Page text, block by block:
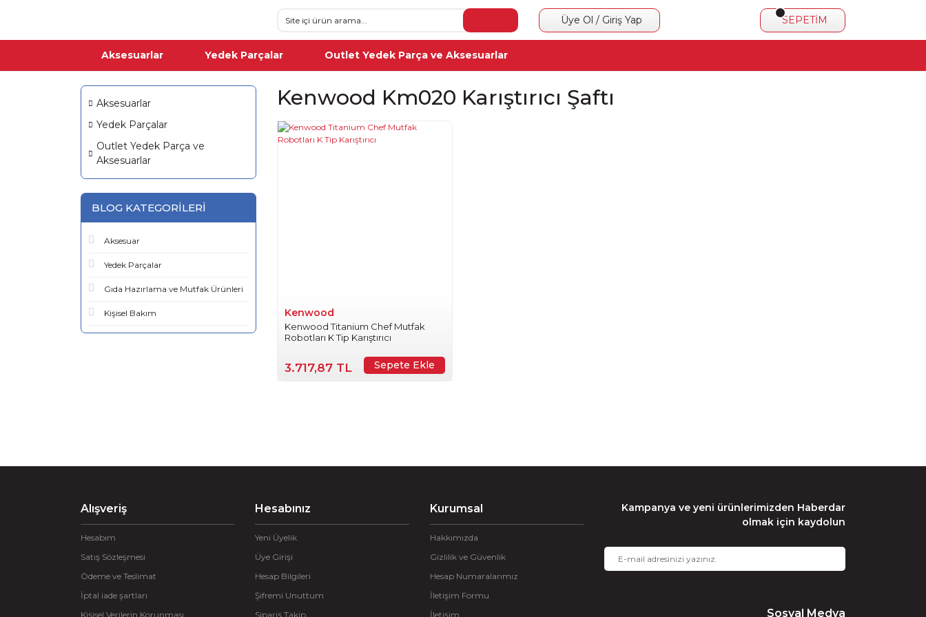
Üye Ol / Giriş Yap SEPETİM
Aksesuarlar Yedek Parçalar Outlet Yedek Parça ve Aksesuarlar
Aksesuarlar
Yedek Parçalar
Outlet Yedek Parça ve
Aksesuarlar
BLOG KATEGORILERI
Aksesuar
Yedek Parçalar
Gıda Hazırlama ve Mutfak Ürünleri
Kişisel Bakım
Kenwood Km020 Karıştırıcı Şaftı
Kenwood
Kenwood Titanium Chef Mutfak
Robotları K Tip Karıştırıcı
3.717,87 TL Sepete Ekle
Alışveriş
Hesabım
Satış Sözleşmesi
Ödeme ve Teslimat
İptal iade şartları
Kişisel Verilerin Korunması
Hesabınız
Yeni Üyelik
Üye Girişi
Hesap Bilgileri
Şifremi Unuttum
Sipariş Takip
Kurumsal
Hakkımızda
Gizlilik ve Güvenlik
Hesap Numaralarımız
İletişim Formu
İletişim
Kampanya ve yeni ürünlerimizden Haberdar
olmak için kaydolun
Sosyal Medya